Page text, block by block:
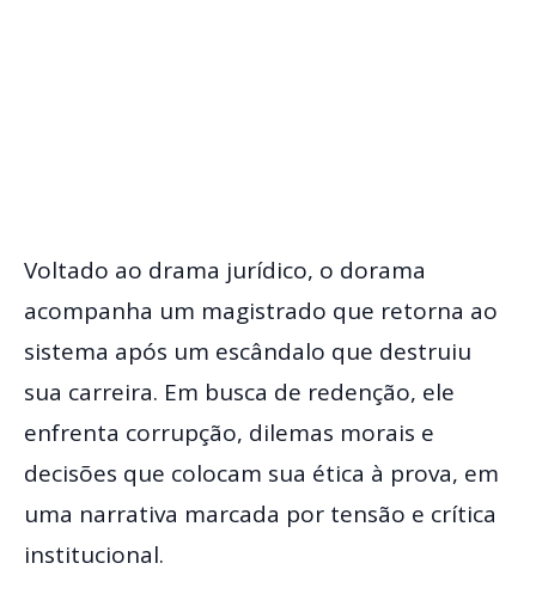
Voltado ao drama jurídico, o dorama
acompanha um magistrado que retorna ao
sistema após um escândalo que destruiu
sua carreira. Em busca de redenção, ele
enfrenta corrupção, dilemas morais e
decisões que colocam sua ética à prova, em
uma narrativa marcada por tensão e crítica
institucional.